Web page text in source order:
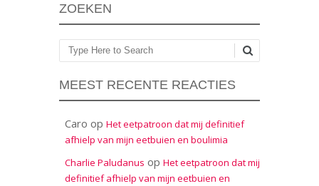
ZOEKEN
Zoeken
MEEST RECENTE REACTIES
Caro op Het eetpatroon dat mij definitief
afhielp van mijn eetbuien en boulimia
Charlie Paludanus op Het eetpatroon dat mij
definitief afhielp van mijn eetbuien en